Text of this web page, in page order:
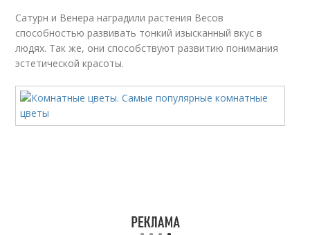
Сатурн и Венера наградили растения Весов
способностью развивать тонкий изысканный вкус в
людях. Так же, они способствуют развитию понимания
эстетической красоты.